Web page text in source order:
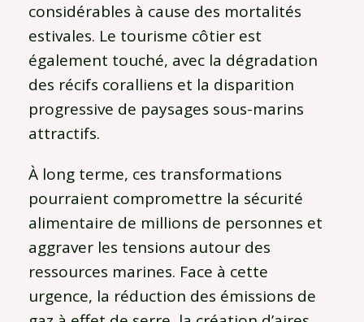
considérables à cause des mortalités
estivales. Le tourisme côtier est
également touché, avec la dégradation
des récifs coralliens et la disparition
progressive de paysages sous-marins
attractifs.
À long terme, ces transformations
pourraient compromettre la sécurité
alimentaire de millions de personnes et
aggraver les tensions autour des
ressources marines. Face à cette
urgence, la réduction des émissions de